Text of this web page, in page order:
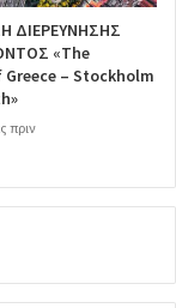
ΔΙΕΡΕΥΝΗΣΗΣ
«The
– Stockholm
πριν